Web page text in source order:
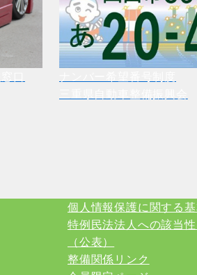
個人情報保護に関する
特例民法法人への該当
（公表）
整備関係リンク